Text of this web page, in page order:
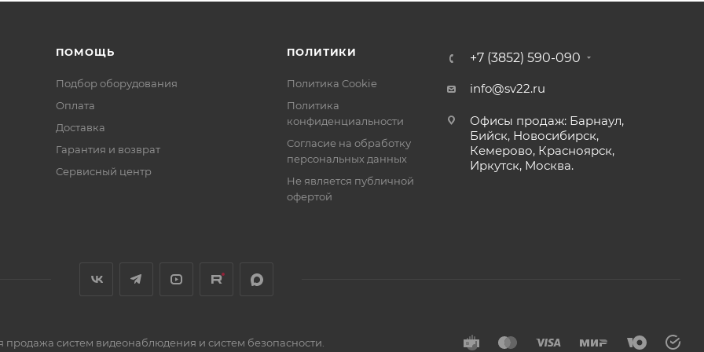
канал (UpLink и SFP порты)
IEEE802.3af/at(РоЕ+)
пакетов в сек./порт 100BASE-TX:148800 пакетов в сек./порт
ПОМОЩЬ
Подбор оборудования
Оплата
Доставка
Гарантия и возврат
Сервисный центр
ПОЛИТИКИ
Политика Cookie
Политика
конфиденциальности
Согласие на обработку
персональных данных
Не является публичной
офертой
+7 (3852) 590-090
info@sv22.ru
Офисы продаж: Барнаул,
Бийск, Новосибирск,
Кемерово, Красноярск,
Иркутск, Москва.
систем видеонаблюдения и систем безопасности.